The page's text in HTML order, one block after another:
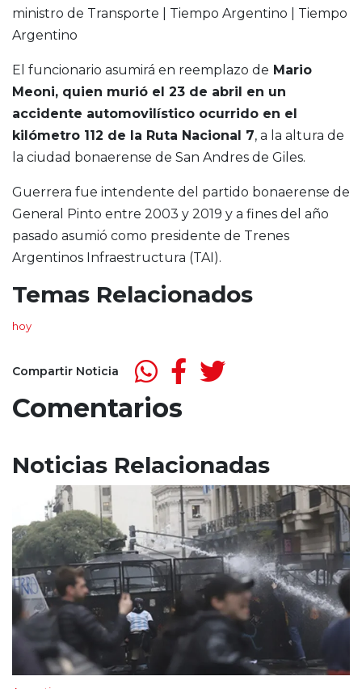
El funcionario asumirá en reemplazo de Mario
Meoni, quien murió el 23 de abril en un
accidente automovilístico ocurrido en el
kilómetro 112 de la Ruta Nacional 7, a la altura de
la ciudad bonaerense de San Andres de Giles.
Guerrera fue intendente del partido bonaerense de
General Pinto entre 2003 y 2019 y a fines del año
pasado asumió como presidente de Trenes
Argentinos Infraestructura (TAI).
Temas Relacionados
hoy
Compartir Noticia
Comentarios
Noticias Relacionadas